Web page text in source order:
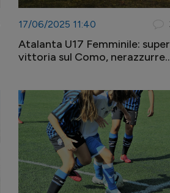
17/06/2025 11:40
Atalanta U17 Femminile: super
vittoria sul Como, nerazzurre